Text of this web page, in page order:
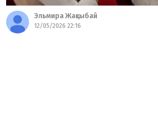
Эльмира Жақсыбай
12/05/2026 22:16